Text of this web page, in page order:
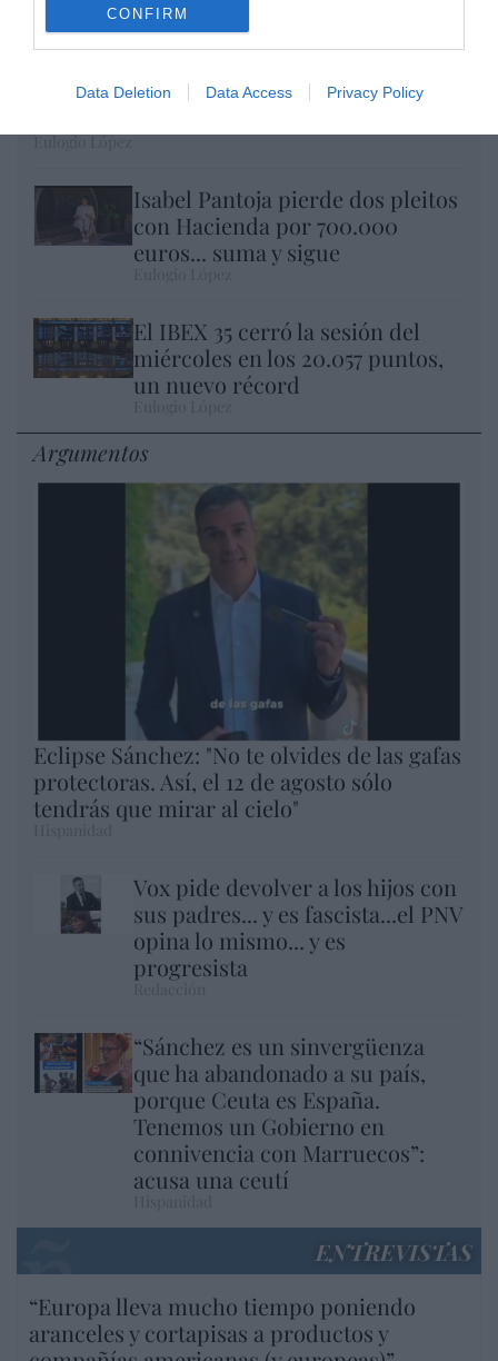
CONFIRM
Data Deletion Data Access Privacy Policy
Nokia, Ericsson... Huawei: lo que importan
Isabel Pantoja pierde dos pleitos
con Hacienda por 700.000
euros... suma y sigue
El IBEX 35 cerró la sesión del
miércoles en los 20.057 puntos,
un nuevo récord
Argumentos
Eclipse Sánchez: "No te olvides de las gafas
protectoras. Así, el 12 de agosto sólo
tendrás que mirar al cielo"
Vox pide devolver a los hijos con
sus padres... y es fascista...el PNV
opina lo mismo... y es
progresista
“Sánchez es un sinvergüenza
que ha abandonado a su país,
porque Ceuta es España.
Tenemos un Gobierno en
connivencia con Marruecos”:
acusa una ceutí
ENTREVISTAS
“Europa lleva mucho tiempo poniendo
aranceles y cortapisas a productos y